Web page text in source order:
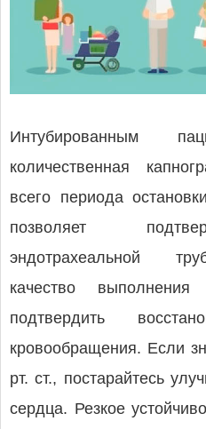
Интубированным
количественная
всего периода
позволяет
эндотрахеальной
качество
подтвердить
кровообращения. Если
рт. ст., постарайтесь
сердца. Резкое